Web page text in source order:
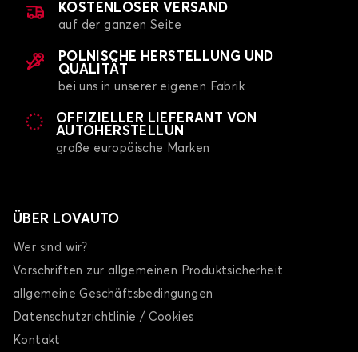
KOSTENLOSER VERSAND
auf der ganzen Seite
POLNISCHE HERSTELLUNG UND
QUALITÄT
bei uns in unserer eigenen Fabrik
OFFIZIELLER LIEFERANT VON
AUTOHERSTELLUN
große europäische Marken
ÜBER LOVAUTO
Wer sind wir?
Vorschriften zur allgemeinen Produktsicherheit
allgemeine Geschäftsbedingungen
Datenschutzrichtlinie / Cookies
Kontakt